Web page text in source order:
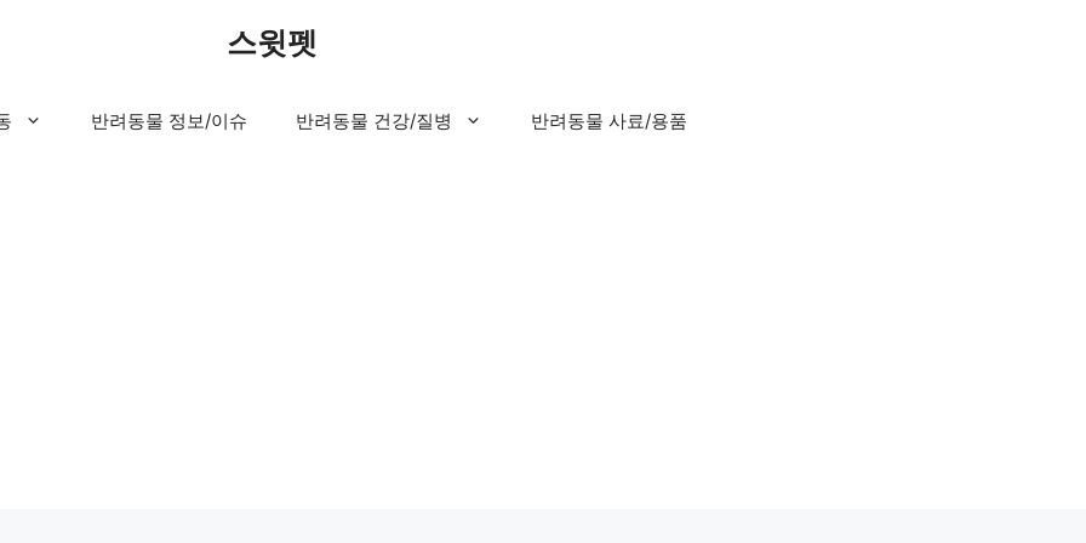
스윗펫
반려동물 정보/이슈 반려동물 건강/질병 반려동물 사료/용품